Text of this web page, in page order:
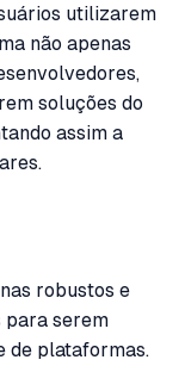
utilizarem
não apenas
soluções do
assim a
robustos e
para serem
de plataformas.